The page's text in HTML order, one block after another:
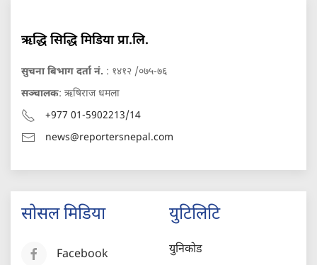
ऋद्धि सिद्धि मिडिया प्रा.लि.
सुचना बिभाग दर्ता नं. : १४१२ /०७५-७६
सञ्चालक: ऋषिराज धमला
+977 01-5902213/14
news@reportersnepal.com
सोसल मिडिया
Facebook
युटिलिटि
युनिकोड